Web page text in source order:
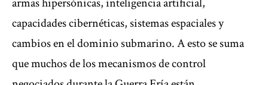
capacidades cibernéticas, sistemas espaciales y
cambios en el dominio submarino. A esto se suma
que muchos de los mecanismos de control